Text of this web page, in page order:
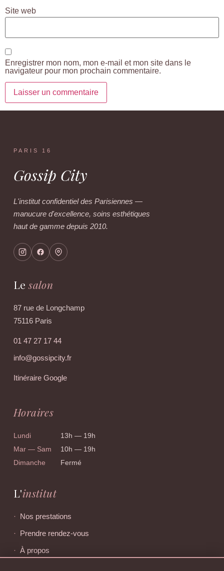
Site web
Enregistrer mon nom, mon e-mail et mon site dans le
navigateur pour mon prochain commentaire.
PARIS 16
Gossip City
L'institut confidentiel des Parisiennes —
manucure d'excellence, soins esthétiques
haut de gamme depuis 2010.
Lesalon
87 rue de Longchamp
75116 Paris
01 47 27 17 44
info@gossipcity.fr
Itinéraire Google
Horaires
Lundi
13h — 19h
Mar — Sam
10h — 19h
Dimanche
Fermé
L'institut
Nos prestations
Prendre rendez-vous
À propos